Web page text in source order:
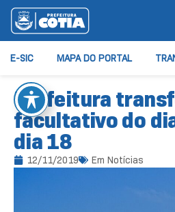
E-SIC MAPA DO PORTAL
Prefeitura
facultativo do
dia 18
12/11/2019 Em Notícias